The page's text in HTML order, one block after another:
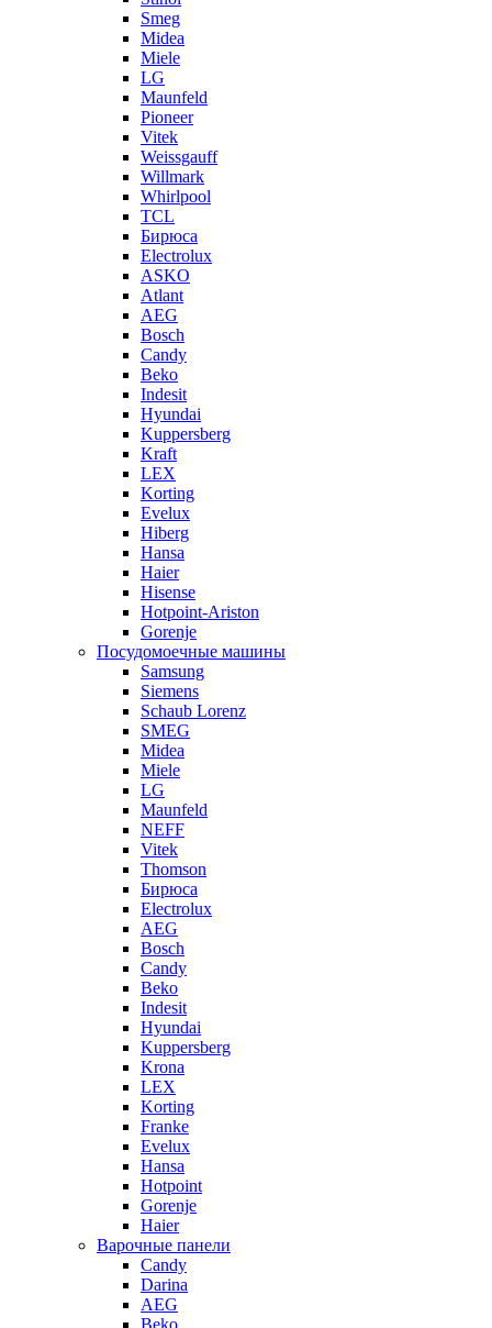
Smeg
Midea
Miele
LG
Maunfeld
Pioneer
Vitek
Weissgauff
Willmark
Whirlpool
TCL
Бирюса
Electrolux
ASKO
Atlant
AEG
Bosch
Candy
Beko
Indesit
Hyundai
Kuppersberg
Kraft
LEX
Korting
Evelux
Hiberg
Hansa
Haier
Hisense
Hotpoint-Ariston
Gorenje
Посудомоечные машины
Samsung
Siemens
Schaub Lorenz
SMEG
Midea
Miele
LG
Maunfeld
NEFF
Vitek
Thomson
Бирюса
Electrolux
AEG
Bosch
Candy
Beko
Indesit
Hyundai
Kuppersberg
Krona
LEX
Korting
Franke
Evelux
Hansa
Hotpoint
Gorenje
Haier
Варочные панели
Candy
Darina
AEG